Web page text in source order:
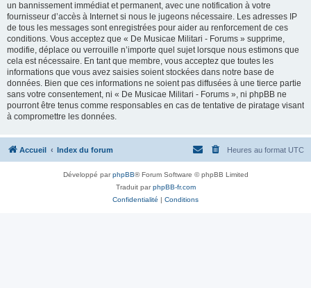
un bannissement immédiat et permanent, avec une notification à votre
fournisseur d’accès à Internet si nous le jugeons nécessaire. Les adresses IP
de tous les messages sont enregistrées pour aider au renforcement de ces
conditions. Vous acceptez que « De Musicae Militari - Forums » supprime,
modifie, déplace ou verrouille n’importe quel sujet lorsque nous estimons que
cela est nécessaire. En tant que membre, vous acceptez que toutes les
informations que vous avez saisies soient stockées dans notre base de
données. Bien que ces informations ne soient pas diffusées à une tierce partie
sans votre consentement, ni « De Musicae Militari - Forums », ni phpBB ne
pourront être tenus comme responsables en cas de tentative de piratage visant
à compromettre les données.
Accueil Index du forum Heures au format UTC
Développé parphpBB® Forum Software © phpBB Limited
Traduit parphpBB-fr.com
Confidentialité | Conditions